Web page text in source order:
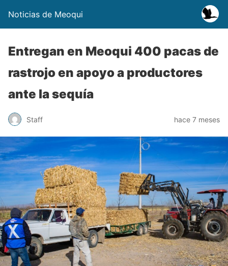
Noticias de Meoqui
Entregan en Meoqui 400 pacas de
rastrojo en apoyo a productores
ante la sequía
Staff hace 7 meses